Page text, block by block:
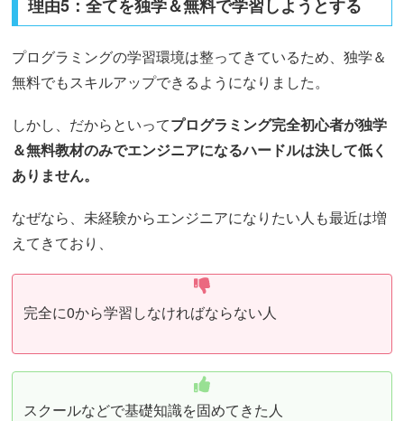
理由5：全てを独学＆無料で学習しようとする
プログラミングの学習環境は整ってきているため、独学＆
無料でもスキルアップできるようになりました。
しかし、だからといってプログラミング完全初心者が独学
＆無料教材のみでエンジニアになるハードルは決して低く
ありません。
なぜなら、未経験からエンジニアになりたい人も最近は増
えてきており、
完全に0から学習しなければならない人
スクールなどで基礎知識を固めてきた人